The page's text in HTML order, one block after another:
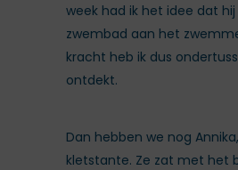
week had ik het idee dat
zwembad aan het
kracht heb ik dus
ontdekt.
Dan hebben we nog
kletstante. Ze zat met het